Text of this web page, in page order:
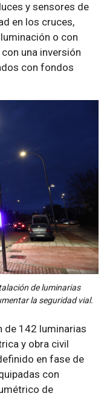
y sensores de
en los cruces,
o con
una inversión
con fondos
de luminarias
la seguridad vial.
de 142 luminarias
y obra civil
en fase de
con
de